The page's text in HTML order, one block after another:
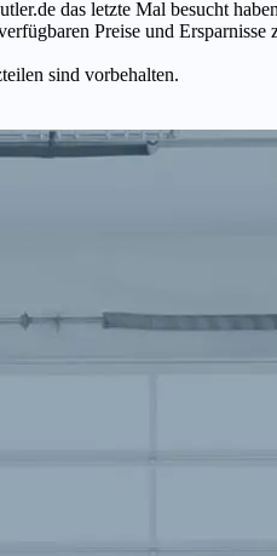
das letzte Mal besucht
Preise und Ersparnisse
sind vorbehalten.